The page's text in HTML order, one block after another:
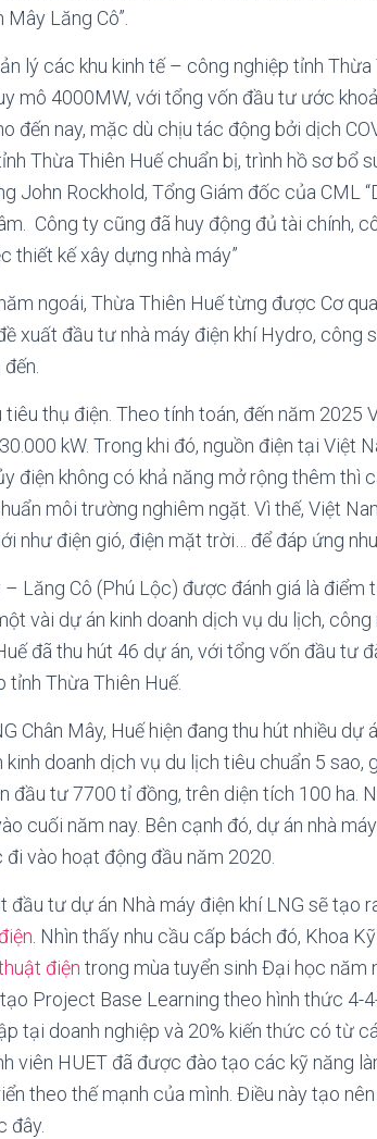
Mây Lăng Cô”.
lý các khu kinh tế – công nghiệp tỉnh
mô 4000MW, với tổng vốn đầu tư ước
đến nay, mặc dù chịu tác động bởi dịch
Thừa Thiên Huế chuẩn bị, trình hồ sơ bổ
John Rockhold, Tổng Giám đốc của CML
Công ty cũng đã huy động đủ tài chính,
thiết kế xây dựng nhà máy”
ngoái, Thừa Thiên Huế từng được Cơ
xuất đầu tư nhà máy điện khí Hydro, công
thụ điện. Theo tính toán, đến năm 2025
kW. Trong khi đó, nguồn điện tại Việt
điện không có khả năng mở rộng thêm thì
môi trường nghiêm ngặt. Vì thế, Việt
như điện gió, điện mặt trời… để đáp ứng
– Lăng Cô (Phú Lộc) được đánh giá là
vài dự án kinh doanh dịch vụ du lịch, công
đã thu hút 46 dự án, với tổng vốn đầu tư
tỉnh Thừa Thiên Huế.
Chân Mây, Huế hiện đang thu hút nhiều
kinh doanh dịch vụ du lịch tiêu chuẩn 5 sao,
đầu tư 7700 tỉ đồng, trên diện tích 100 ha.
cuối năm nay. Bên cạnh đó, dự án nhà
vào hoạt động đầu năm 2020.
tư dự án Nhà máy điện khí LNG sẽ tạo
. Nhìn thấy nhu cầu cấp bách đó, Khoa
điện trong mùa tuyển sinh Đại học năm
Project Base Learning theo hình thức
tại doanh nghiệp và 20% kiến thức có từ
viên HUET đã được đào tạo các kỹ năng
theo thế mạnh của mình. Điều này tạo
đây.